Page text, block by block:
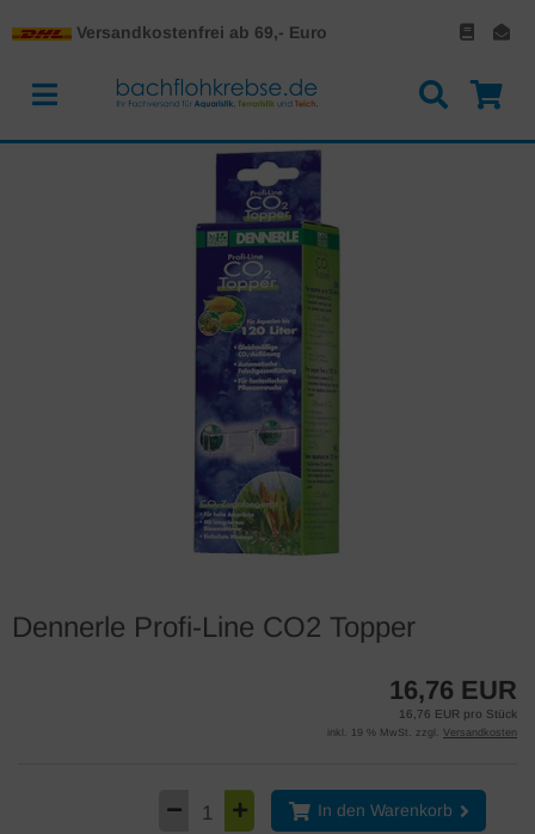
Versandkostenfrei ab 69,- Euro
Dennerle Profi-Line CO2 Topper
16,76 EUR
16,76 EUR pro Stück
inkl. 19 % MwSt. zzgl. Versandkosten
In den Warenkorb